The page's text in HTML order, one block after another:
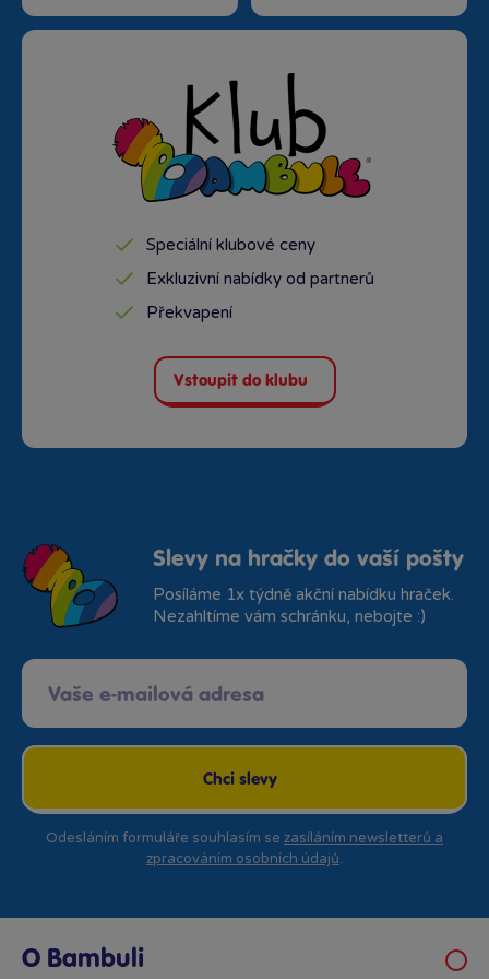
Speciální klubové ceny
Exkluzivní nabídky od partnerů
Překvapení
Vstoupit do klubu
Slevy na hračky do vaší pošty
Posíláme 1x týdně akční nabídku hraček.
Nezahltíme vám schránku, nebojte :)
Chci slevy
Odesláním formuláře souhlasím se zasíláním newsletterů a
zpracováním osobních údajů.
O Bambuli